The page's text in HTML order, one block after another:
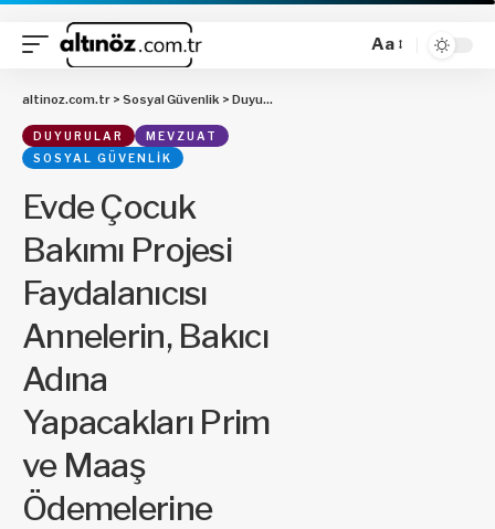
Aa
altinoz.com.tr > Sosyal Güvenlik > Duyurular
DUYURULAR
MEVZUAT
SOSYAL GÜVENLIK
Evde Çocuk
Bakımı Projesi
Faydalanıcısı
Annelerin, Bakıcı
Adına
Yapacakları Prim
ve Maaş
Ödemelerine